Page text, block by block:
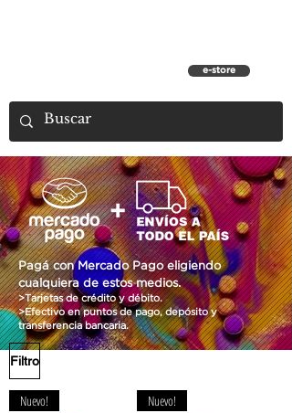
e-store
Pagá con Mercado Pago eligiendo
cualquiera de estos medios.
>Tarjetas de crédito y débito.
>Efectivo en puntos de pago, depósito y
transferencia bancaria.
Filtro
Nuevo! Nuevo!